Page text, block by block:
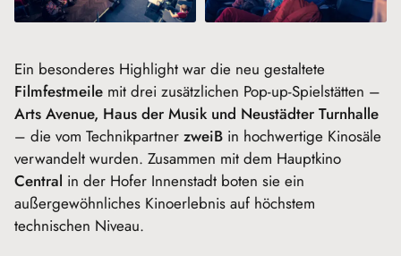
Ein besonderes Highlight war die neu gestaltete
Filmfestmeile mit drei zusätzlichen Pop-up-Spielstätten –
Arts Avenue, Haus der Musik und Neustädter Turnhalle
– die vom Technikpartner zweiB in hochwertige Kinosäle
verwandelt wurden. Zusammen mit dem Hauptkino
Central in der Hofer Innenstadt boten sie ein
außergewöhnliches Kinoerlebnis auf höchstem
technischen Niveau.